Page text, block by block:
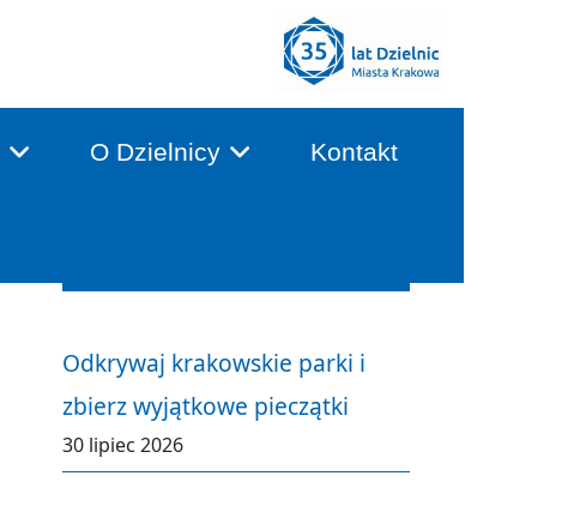
O Dzielnicy Kontakt
Odkrywaj krakowskie parki i
zbierz wyjątkowe pieczątki
30 lipiec 2026